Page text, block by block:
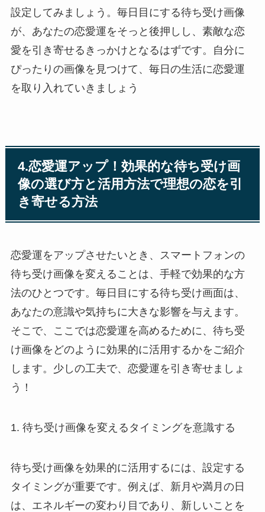
設定してみましょう。毎日目にする待ち受け画像
が、あなたの恋愛運をそっと後押しし、素敵な恋
愛を引き寄せるきっかけとなるはずです。自分に
ぴったりの画像を見つけて、毎日の生活に恋愛運
を取り入れていきましょう
4.恋愛運アップ！効果的な待ち受け画
像の選び方と活用方法で理想の恋を引
き寄せる方法
恋愛運をアップさせたいとき、スマートフォンの
待ち受け画像を変えることは、手軽で効果的な方
法のひとつです。毎日目にする待ち受け画面は、
あなたの意識や気持ちに大きな影響を与えます。
そこで、ここでは恋愛運を高めるために、待ち受
け画像をどのように効果的に活用するかをご紹介
します。少しの工夫で、恋愛運を引き寄せましょ
う！
1. 待ち受け画像を変えるタイミングを意識する
待ち受け画像を効果的に活用するには、設定する
タイミングが重要です。例えば、新月や満月の日
は、エネルギーの変わり目であり、新しいことを